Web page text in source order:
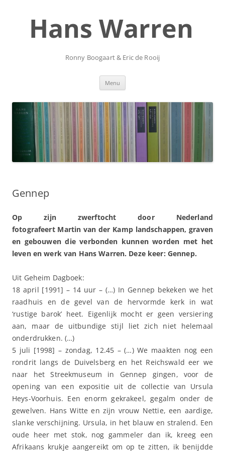
inhoudHans Warren
Ronny Boogaart & Eric de Rooij
Menu
Gennep
Op zijn zwerftocht door Nederland
fotografeert Martin van der Kamp landschappen, graven
en gebouwen die verbonden kunnen worden met het
leven en werk van Hans Warren. Deze keer: Gennep.
Uit Geheim Dagboek:
18 april [1991] – 14 uur – (…) In Gennep bekeken we het
raadhuis en de gevel van de hervormde kerk in wat
‘rustige barok’ heet. Eigenlijk mocht er geen versiering
aan, maar de uitbundige stijl liet zich niet helemaal
onderdrukken. (…)
5 juli [1998] – zondag, 12.45 – (…) We maakten nog een
rondrit langs de Duivelsberg en het Reichswald eer we
naar het Streekmuseum in Gennep gingen, voor de
opening van een expositie uit de collectie van Ursula
Heys-Voorhuis. Een enorm gekrakeel, gegalm onder de
gewelven. Hans Witte en zijn vrouw Nettie, een aardige,
slanke verschijning. Ursula, in het blauw en stralend. Een
oude heer met stok, nog gammeler dan ik, kreeg een
Afrikaans krukje aangereikt om op te zitten, ik benijdde